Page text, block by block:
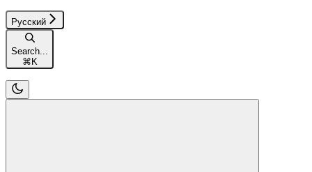
Русский
Search...
⌘K